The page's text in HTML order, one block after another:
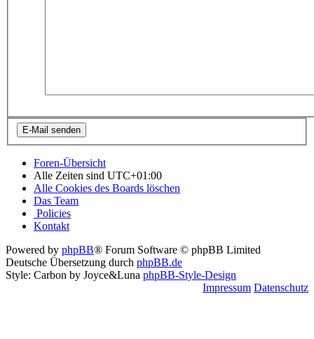
Foren-Übersicht
Alle Zeiten sind UTC+01:00
Alle Cookies des Boards löschen
Das Team
Policies
Kontakt
Powered by phpBB® Forum Software © phpBB Limited
Deutsche Übersetzung durch phpBB.de
Style: Carbon by Joyce&Luna phpBB-Style-Design
Impressum Datenschutz